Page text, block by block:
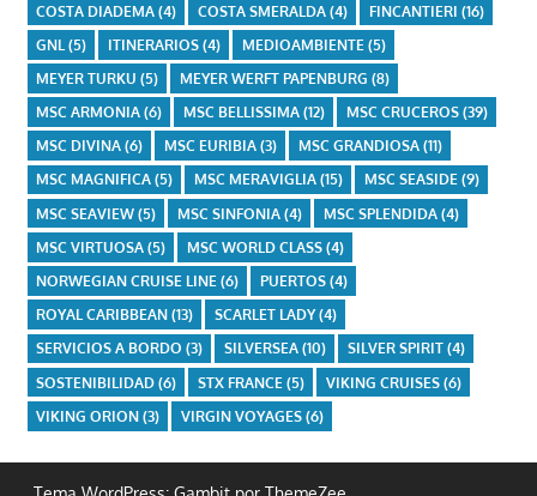
COSTA DIADEMA(4) COSTA SMERALDA(4) FINCANTIERI (16)
GNL (5) ITINERARIOS(4) MEDIOAMBIENTE (5)
MEYER TURKU (5) MEYER WERFT PAPENBURG (8)
MSC ARMONIA(6) MSC BELLISSIMA(12) MSC CRUCEROS(39)
MSC DIVINA(6) MSC EURIBIA(3) MSC GRANDIOSA(11)
MSC MAGNIFICA(5) MSC MERAVIGLIA(15) MSC SEASIDE(9)
MSC SEAVIEW(5) MSC SINFONIA(4) MSC SPLENDIDA(4)
MSC VIRTUOSA(5) MSC WORLD CLASS(4)
NORWEGIAN CRUISE LINE(6) PUERTOS(4)
ROYAL CARIBBEAN(13) SCARLET LADY(4)
SERVICIOS A BORDO (3) SILVERSEA(10) SILVER SPIRIT(4)
SOSTENIBILIDAD(6) STX FRANCE (5) VIKING CRUISES(6)
VIKING ORION(3) VIRGIN VOYAGES(6)